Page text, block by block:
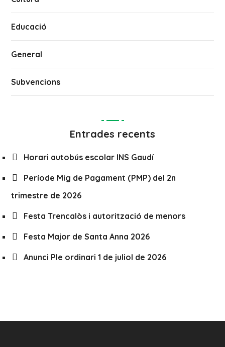
Educació
General
Subvencions
Entrades recents
Horari autobús escolar INS Gaudí
Període Mig de Pagament (PMP) del 2n
trimestre de 2026
Festa Trencalòs i autorització de menors
Festa Major de Santa Anna 2026
Anunci Ple ordinari 1 de juliol de 2026